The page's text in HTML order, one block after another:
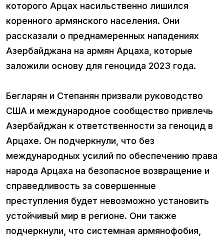
которого Арцах насильственно лишился
коренного армянского населения. Они
рассказали о преднамеренных нападениях
Азербайджана на армян Арцаха, которые
заложили основу для геноцида 2023 года.
Бегларян и Степанян призвали руководство
США и международное сообщество привлечь
Азербайджан к ответственности за геноцид в
Арцахе. Он подчеркнули, что без
международных усилий по обеспечению права
народа Арцаха на безопасное возвращение и
справедливость за совершенные
преступления будет невозможно установить
устойчивый мир в регионе. Они также
подчеркнули, что системная армянофобия,